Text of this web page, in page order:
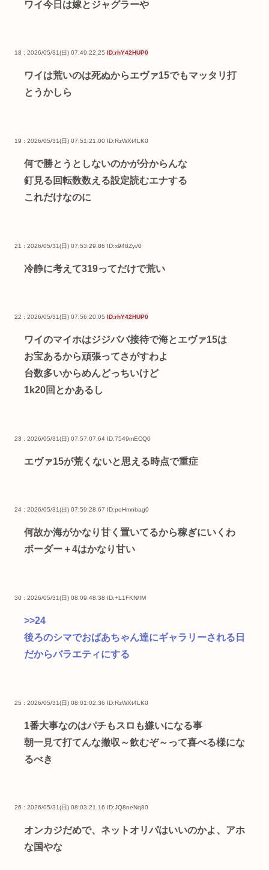
ワイ今日は嫁とジャグラーや
18 : 2026/05/31(日) 07:49:22.25 ID:rhY42HUP0
ワイは荒いのは死ぬからエヴァ15でもマッタリ打
とうかしら
19 : 2026/05/31(日) 07:51:21.00 ID:RzWXt4LK0
何で勝とうとしないのかが分からんな
釘見る回転数数える設定読むエナする
これだけなのに
21 : 2026/05/31(日) 07:53:29.86 ID:x948Zyi/0
冷静に考えて319ってだけで荒い
22 : 2026/05/31(日) 07:56:20.05 ID:rhY42HUP0
ワイのマイホはジジババ接待で海とエヴァ15は
お宝あるから頑張ってさがすわよ
台数多いからめんどっちいけど
1k20回とかあるし
23 : 2026/05/31(日) 07:57:07.64 ID:7549mECQ0
エヴァ15が荒くないと思える時点で重症
24 : 2026/05/31(日) 07:59:28.67 ID:poHmnbag0
何故か海がかなり甘く置いてるから稼ぎにいくわ
ボーダー＋4はかなり甘い
30 : 2026/05/31(日) 08:09:48.38 ID:+L1FKN/IM
>>24
後ろのシマでおばあちゃん達にギャラリーされる日
だからバラエティにする
25 : 2026/05/31(日) 08:01:02.36 ID:RzWXt4LK0
1番大事なのはパチもスロも嫌いになる事
朝一見て打てんな撤収～飲むぞ～って喜べる様にな
るべき
26 : 2026/05/31(日) 08:03:21.16 ID:JQ8neNq80
オンカジだめで、ネットオリパはいいのかよ、アホ
な国やな